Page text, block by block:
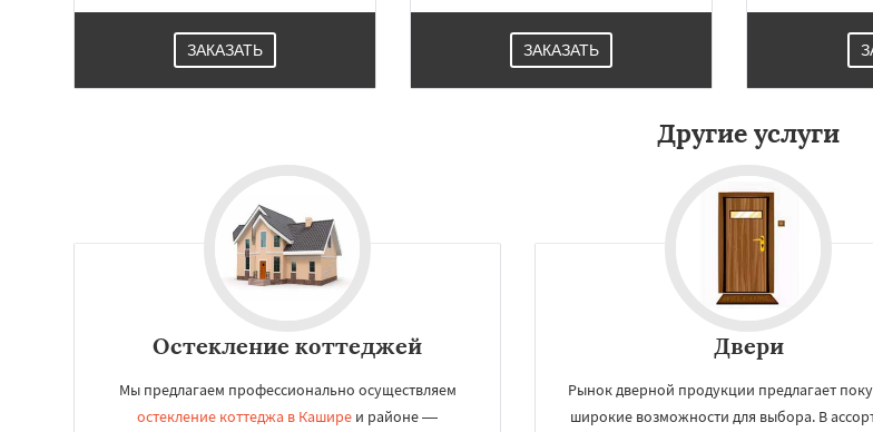
Краснозаводск Краснознаменск Кубинка
Ликино-Дулево Лобня
Луховицы
Пушкино
ЗАКАЗАТЬ ЗАКАЗАТЬ
Другие услуги
Остекление коттеджей
Мы предлагаем профессионально осуществляем
остекление коттеджа в Кашире и районе —
Двери
Рынок дверной продукции предлагает
широкие возможности для выбора. В